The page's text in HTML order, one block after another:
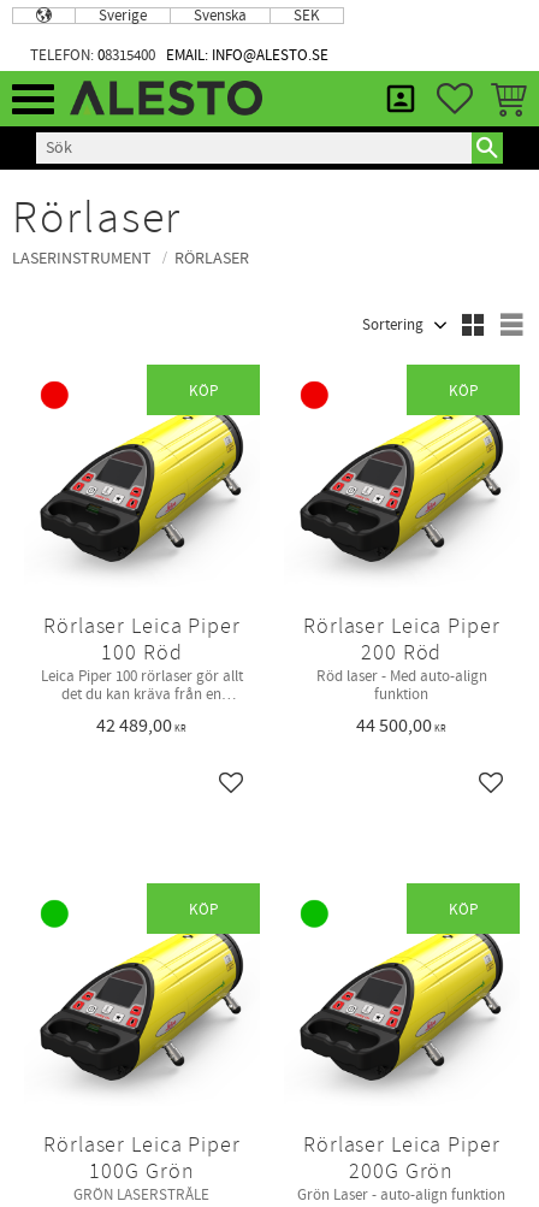
Meny
Sverige Svenska SEK
TELEFON:08315400 EMAIL: INFO@ALESTO.SE
Rörlaser
LASERINSTRUMENT RÖRLASER
Rörlaser Leica Piper
100 Röd
Leica Piper 100 rörlaser gör allt
det du kan kräva från en
marknaden som passar i ett
42 489,00KR
Lägg till i favoriter
KÖP
Rörlaser Leica Piper
200 Röd
Röd laser - Med auto-align
funktion
44 500,00KR
Lägg
KÖP
Rörlaser Leica Piper
100G Grön
GRÖN LASERSTRÅLE
KÖP
Rörlaser Leica Piper
200G Grön
Grön Laser - auto-align funktion
KÖP